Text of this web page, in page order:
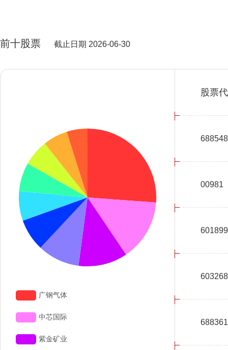
前十股票 截止日期 2026-06-30
股票
688548
00981
601899
603268
688361